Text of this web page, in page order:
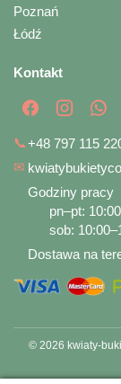
Poznań
Łódź
Kontakt
📞+48 797 115
✉
Godziny pracy
pn–pt:
sob:
Dostawa na
© 2026 kwiaty-